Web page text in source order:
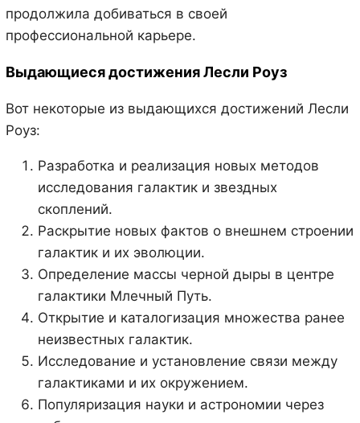
продолжила добиваться в своей
профессиональной карьере.
Выдающиеся достижения Лесли Роуз
Вот некоторые из выдающихся достижений Лесли
Роуз:
Разработка и реализация новых методов
исследования галактик и звездных
скоплений.
Раскрытие новых фактов о внешнем строении
галактик и их эволюции.
Определение массы черной дыры в центре
галактики Млечный Путь.
Открытие и каталогизация множества ранее
неизвестных галактик.
Исследование и установление связи между
галактиками и их окружением.
Популяризация науки и астрономии через